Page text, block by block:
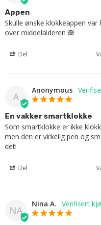
Appen
Skulle ønske klokkeappen
over middelalderen 🙈
Del
A
Anonymous
En vakker smartklokke
Som smartklokke er ikke
men den er virkelig pen og
det!
Del
NA
Nina A.